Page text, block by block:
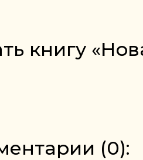
книгу
(0):